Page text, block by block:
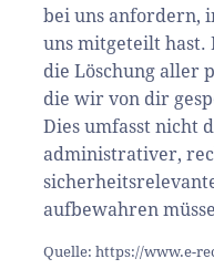
bei uns anfordern,
uns mitgeteilt hast.
die Löschung aller
die wir von dir
Dies umfasst nicht
administrativer,
aufbewahren
Quelle: https://www.e-